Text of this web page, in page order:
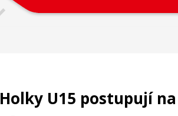
Holky U15 postupují na